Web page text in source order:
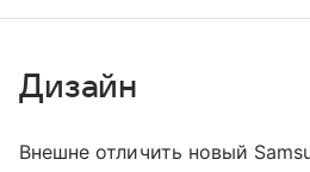
Дизайн
Внешне отличить новый